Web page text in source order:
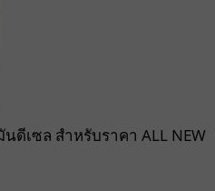
ดีเซล สำหรับราคา ALL NEW